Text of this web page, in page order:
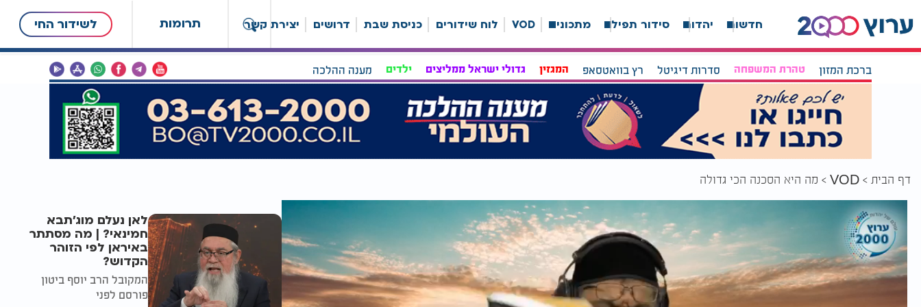
תרומות לשידור החי חדשות יהדות סידור תפילה מתכונים VOD לוח שידורים כניסת שבת דרושים יצירת קשר
ברכת המזון טהרת המשפחה סדרות דיגיטל רץ בוואטסאפ המגזין גדולי ישראל ממליצים ילדים מענה ההלכה
דף הבית VOD מה היא הסכנה הכי גדולה
לאן נעלם מוג'תבא
חמינאי? | מה מסתתר
באיראן לפי הזוהר
הקדוש?
המקובל הרב יוסף ביטון
פורסם לפני